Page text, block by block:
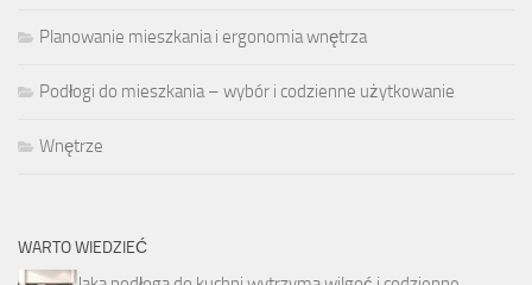
Planowanie mieszkania i ergonomia wnętrza
Podłogi do mieszkania – wybór i codzienne użytkowanie
Wnętrze
WARTO WIEDZIEĆ